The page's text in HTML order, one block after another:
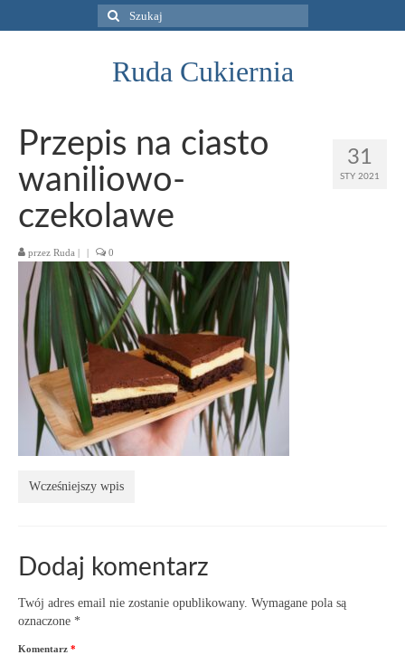
Szuklaj
w:
Ruda Cukiernia
31
STY 2021
Przepis na ciasto
waniliowo-
czekolawe
przez Ruda | | 0
Wcześniejszy wpis
Dodaj komentarz
Twój adres email nie zostanie opublikowany. Wymagane pola są
oznaczone *
Komentarz *